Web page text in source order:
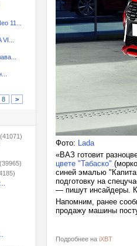
11...
8 >
(41071)
(39965)
Фото: Lada
«ВАЗ готовит
цвете "Табаско"
синей эмалью
подготовку на
— пишут инсайдеры.
Напомним, ранее
продажу машины
Подробнее на iXBT